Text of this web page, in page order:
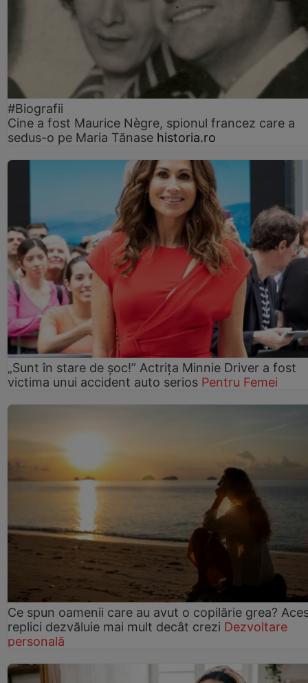
#Biografii
Cine a fost Maurice Nègre, spionul francez care a
sedus-o pe Maria Tănase historia.ro
„Sunt în stare de șoc!” Actrița Minnie Driver a fost
victima unui accident auto serios Pentru Femei
Ce spun oamenii care au avut o copilărie grea?
replici dezvăluie mai mult decât crezi Dezvoltare
personală